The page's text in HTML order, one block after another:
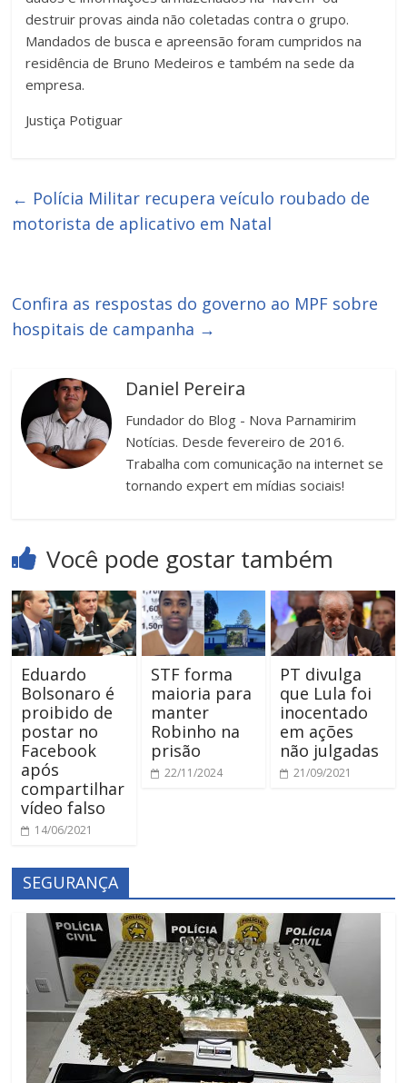
destruir provas ainda não coletadas contra o grupo.
Mandados de busca e apreensão foram cumpridos na
residência de Bruno Medeiros e também na sede da
empresa.
Justiça Potiguar
← Polícia Militar recupera veículo roubado de
motorista de aplicativo em Natal
Confira as respostas do governo ao MPF sobre
hospitais de campanha →
Daniel Pereira
Fundador do Blog - Nova Parnamirim
Notícias. Desde fevereiro de 2016.
Trabalha com comunicação na internet se
tornando expert em mídias sociais!
Você pode gostar também
Eduardo
Bolsonaro é
proibido de
postar no
Facebook
após
compartilhar
vídeo falso
14/06/2021
STF forma
maioria para
manter
Robinho na
prisão
22/11/2024
PT divulga
que Lula foi
inocentado
em ações
não julgadas
21/09/2021
SEGURANÇA